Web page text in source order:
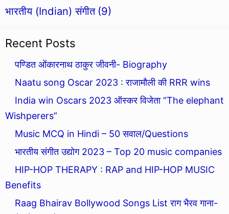
भारतीय (Indian) संगीत (9)
Recent Posts
पण्डित ओंकारनाथ ठाकुर जीवनी- Biography
Naatu song Oscar 2023 : राजामौली की RRR wins
India win Oscars 2023 ऑस्कर विजेता “The elephant
Wishperers”
Music MCQ in Hindi – 50 सवाल/Questions
भारतीय संगीत उद्योग 2023 – Top 20 music companies
HIP-HOP THERAPY : RAP and HIP-HOP MUSIC
Benefits
Raag Bhairav Bollywood Songs List राग भैरव गाना-